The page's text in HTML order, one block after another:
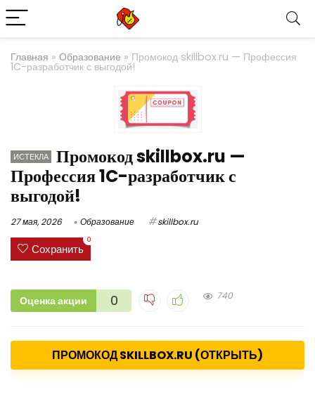
Главная » Образование » Промокод skillbox.ru — Профессия
1C-разработчик с выгодой!
ИСТЕКЛА
Промокод skillbox.ru —
Профессия 1C-разработчик с
выгодой!
27 мая, 2026 Образование skillbox.ru
Сохранить
0
Оценка акции 0 740
ПРОМОКОД SKILLBOX.RU (ОТКРЫТЬ)